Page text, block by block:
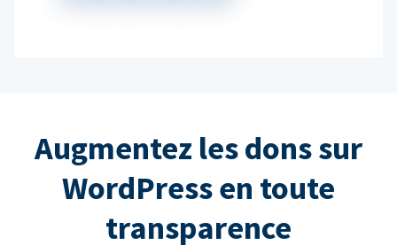
Augmentez les dons sur
WordPress en toute
transparence